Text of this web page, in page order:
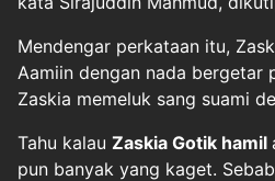
Mendengar perkataan itu,
Aamiin dengan nada bergetar
Zaskia memeluk sang suami
Tahu kalau Zaskia Gotik hamil
pun banyak yang kaget.